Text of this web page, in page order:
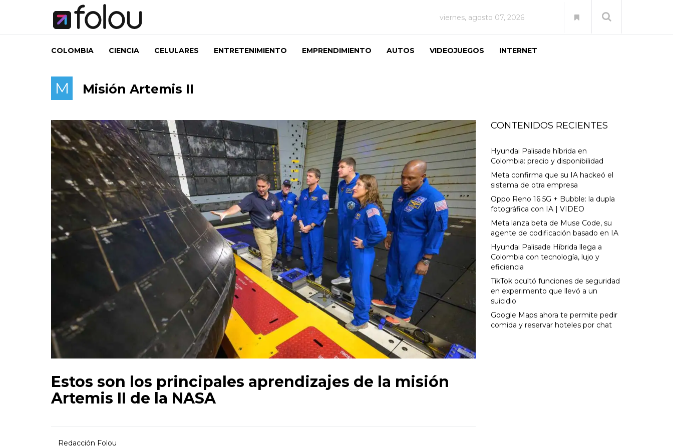
viernes, agosto 07, 2026
COLOMBIA CIENCIA CELULARES ENTRETENIMIENTO EMPRENDIMIENTO AUTOS VIDEOJUEGOS INTERNET
M Misión Artemis II
Estos son los principales aprendizajes de la misión
Artemis II de la NASA
Redacción Folou
CONTENIDOS RECIENTES
Hyundai Palisade híbrida en
Colombia: precio y disponibilidad
Meta confirma que su IA hackeó el
sistema de otra empresa
Oppo Reno 16 5G + Bubble: la dupla
fotográfica con IA | VIDEO
Meta lanza beta de Muse Code, su
agente de codificación basado en IA
Hyundai Palisade Híbrida llega a
Colombia con tecnología, lujo y
eficiencia
TikTok ocultó funciones de seguridad
en experimento que llevó a un
suicidio
Google Maps ahora te permite pedir
comida y reservar hoteles por chat